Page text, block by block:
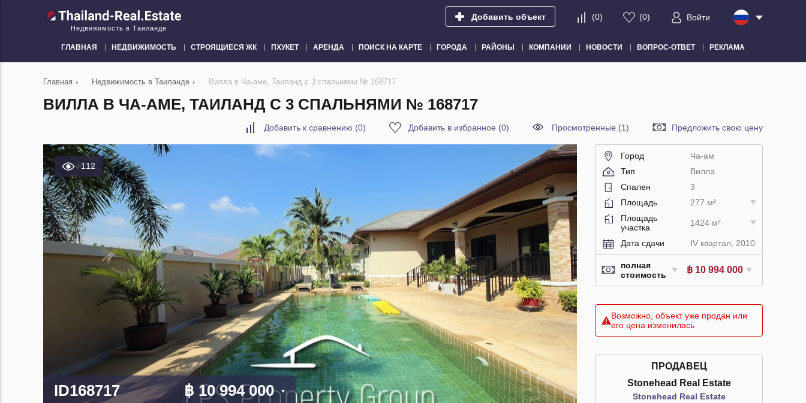
Недвижимость в Таиланде
Добавить объект (0) (0) Войти
ГЛАВНАЯ НЕДВИЖИМОСТЬ СТРОЯЩИЕСЯ ЖК ПХУКЕТ АРЕНДА ПОИСК НА КАРТЕ ГОРОДА РАЙОНЫ КОМПАНИИ НОВОСТИ ВОПРОС-ОТВЕТ РЕКЛАМА
Главная › Недвижимость в Таиланде › Вилла в Ча-аме, Таиланд с 3 спальнями № 168717
ВИЛЛА В ЧА-АМЕ, ТАИЛАНД С 3 СПАЛЬНЯМИ № 168717
Добавить к сравнению (0) Добавить в избранное (0) Просмотренные (1) Предложить свою цену
112
ID168717 ฿ 10 994 000
Город
Ча-ам
Тип
Вилла
Спален
3
Площадь
277 м²
Площадь
участка
1424 м²
Дата сдачи IV квартал, 2010
полная
стоимость
฿ 10 994 000
Возможно, объект уже продан или
его цена изменилась
ПРОДАВЕЦ
Stonehead Real Estate
Stonehead Real Estate